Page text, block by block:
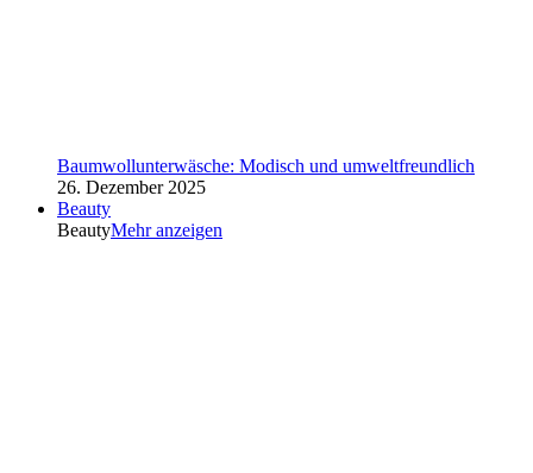
Baumwollunterwäsche: Modisch und umweltfreundlich
26. Dezember 2025
Beauty
BeautyMehr anzeigen